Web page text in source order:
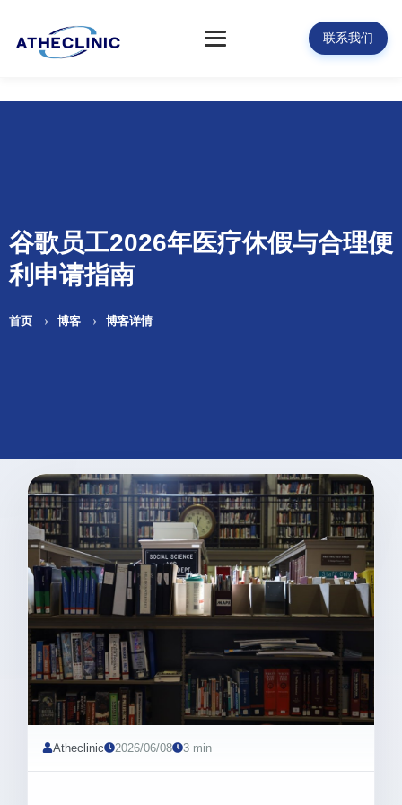
联系我们
谷歌员工2026年医疗休假与合理便
利申请指南
首页 博客 博客详情
Atheclinic 2026/06/08 3 min